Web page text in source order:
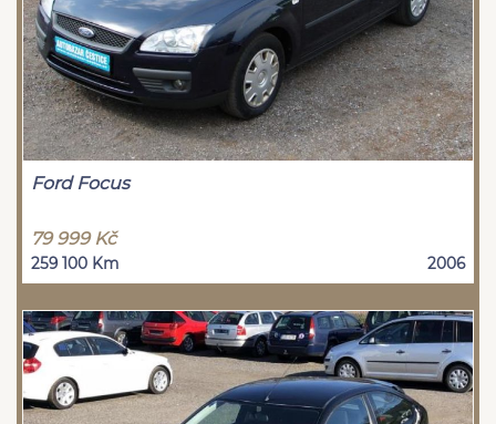
Ford Focus
79 999 Kč
259 100 Km 2006